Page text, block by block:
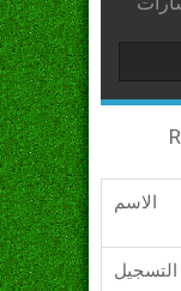
الاسم